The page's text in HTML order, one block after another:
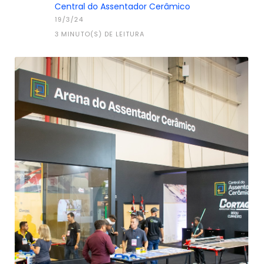
Central do Assentador Cerâmico
19/3/24
3 MINUTO(S) DE LEITURA